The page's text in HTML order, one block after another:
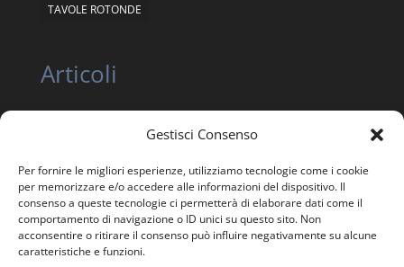
Gestisci Consenso
Per fornire le migliori esperienze, utilizziamo tecnologie come i cookie
per memorizzare e/o accedere alle informazioni del dispositivo. Il
consenso a queste tecnologie ci permetterà di elaborare dati come il
comportamento di navigazione o ID unici su questo sito. Non
acconsentire o ritirare il consenso può influire negativamente su alcune
caratteristiche e funzioni.
TAVOLE ROTONDE
Articoli
ASSEMBLEA NAZIONALE ORDINARIA E
ASSEMBLEA NAZIONALE STRAORDINARIA ANEIS 24
APRILE 2026
Trasparenza, Etica e Garanzia statutaria
Giornata in memoria delle Vittime della Strada